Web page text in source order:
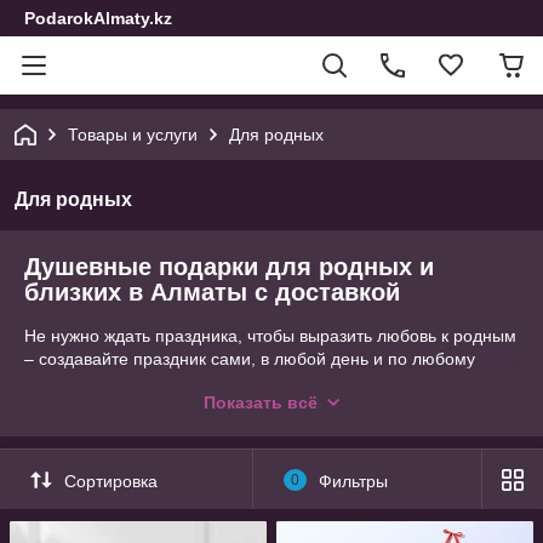
PodarokAlmaty.kz
Товары и услуги Для родных
Для родных
Душевные подарки для родных и
близких в Алматы с доставкой
Не нужно ждать праздника, чтобы выразить любовь к родным
– создавайте праздник сами, в любой день и по любому
этом, предоставив большой ассортимент сувенирной
милую сердцу безделушку, так и более солидный,
практичный подарок. Мы надежно упакуем ваше
приобретение и организуем доставку по городу, Казахстану и
СНГ.
Показать всё
Сортировка 0 Фильтры